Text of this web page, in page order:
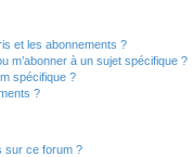
et les abonnements ?
m’abonner à un sujet spécifique ?
spécifique ?
?
sur ce forum ?